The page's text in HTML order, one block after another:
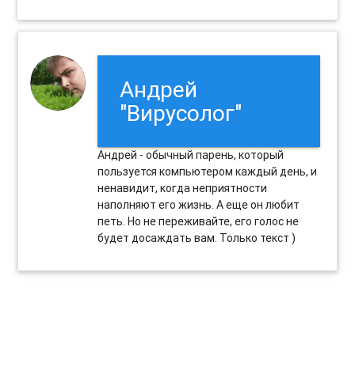
Андрей
"Вирусолог"
Андрей - обычный парень, который
пользуется компьютером каждый день, и
ненавидит, когда неприятности
наполняют его жизнь. А еще он любит
петь. Но не переживайте, его голос не
будет досаждать вам. Только текст )